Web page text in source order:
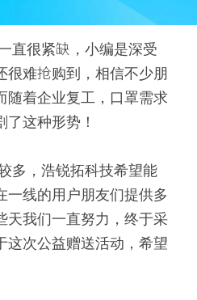
很难抢购到，相信不少朋
随着企业复工，口罩需求
了这种形势！
一线的用户朋友们提供多
天我们一直努力，终于采
这次公益赠送活动，希望